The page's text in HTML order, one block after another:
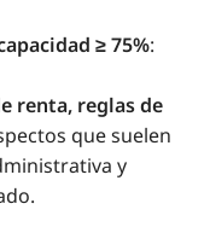
≥ 75%:
renta, reglas de
que suelen
y